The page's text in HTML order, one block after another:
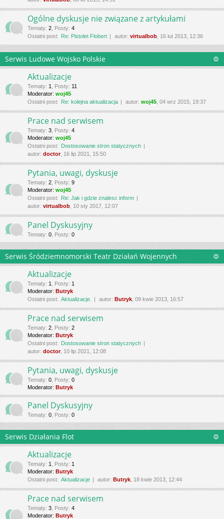
Ogólne dyskusje nie związane z artykułami
Tematy: 2 Posty: 4
Ostatni post: Re: Pistolet Flobert autor: virtualbob , 16 lut 2013, 12:36
Serwis Ludowe Wojsko Polskie
Aktualizacje
Tematy: 1 Posty: 11
Moderator: woj45
Ostatni post: Re: kolejna aktualizacja autor: woj45 , 04 wrz 2015, 19:37
Prace nad serwisem
Tematy: 3 Posty: 4
Moderator: woj45
Ostatni post: Dostosowanie stron statycznych
autor: doctor, 16 lip 2021, 15:50
Pytania, uwagi, dyskusje
Tematy: 2 Posty: 9
Moderator: woj45
Ostatni post: Re: Jak i gdzie znalesc inform
autor: virtualbob , 10 sty 2017, 12:07
Panel Dyskusyjny
Tematy: 0 Posty: 0
Serwis Śródziemnomorski Teatr Działań Wojennych
Aktualizacje
Tematy: 1 Posty: 1
Moderator: Butryk
Ostatni post: Aktualizacje. autor: Butryk , 09 kwie 2013, 16:57
Prace nad serwisem
Tematy: 2 Posty: 2
Moderator: Butryk
Ostatni post: Dostosowanie stron statycznych
autor: doctor, 10 lip 2021, 12:08
Pytania, uwagi, dyskusje
Tematy: 0 Posty: 0
Moderator: Butryk
Panel Dyskusyjny
Tematy: 0 Posty: 0
Serwis Działania Flot
Aktualizacje
Tematy: 1 Posty: 1
Moderator: Butryk
Ostatni post: Aktualizacje autor: Butryk , 18 kwie 2013, 12:44
Prace nad serwisem
Tematy: 3 Posty: 4
Moderator: Butryk